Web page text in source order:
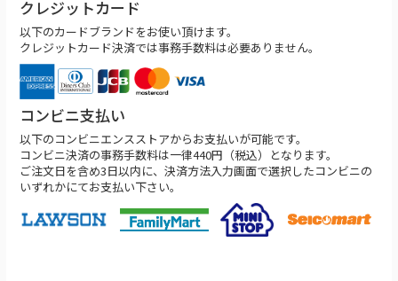
クレジットカード
以下のカードブランドをお使い頂けます。
クレジットカード決済では事務手数料は必要ありません。
コンビニ支払い
以下のコンビニエンスストアからお支払いが可能です。
コンビニ決済の事務手数料は一律440円（税込）となります。
ご注文日を含め3日以内に、決済方法入力画面で選択したコンビニの
いずれかにてお支払い下さい。